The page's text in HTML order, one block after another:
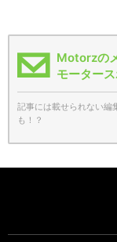
Motorzの
モーター
記事には載せられない編
も！？